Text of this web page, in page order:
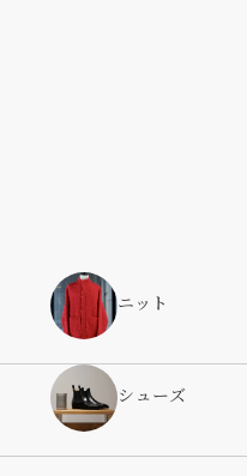
ニット
シューズ